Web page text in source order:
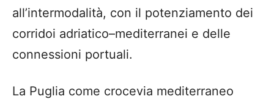
all’intermodalità, con il potenziamento dei
corridoi adriatico–mediterranei e delle
connessioni portuali.
La Puglia come crocevia mediterraneo